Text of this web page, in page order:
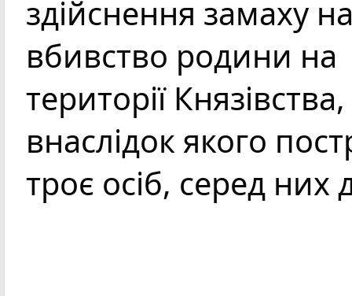
здійснення замаху
вбивство родини на
території Князівства,
внаслідок якого
троє осіб, серед них